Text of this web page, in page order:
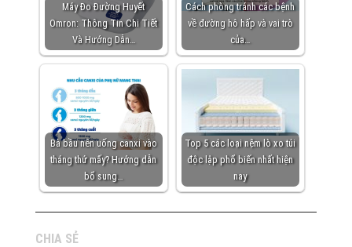
Máy Đo Đường Huyết
Omron: Thông Tin Chi Tiết
Và Hướng Dẫn…
Cách phòng tránh các bệnh
về đường hô hấp và vai trò
của…
Bà bầu nên uống canxi vào
tháng thứ mấy? Hướng dẫn
bổ sung…
Top 5 các loại nệm lò xo túi
độc lập phổ biến nhất hiện
nay
CHIA SẺ